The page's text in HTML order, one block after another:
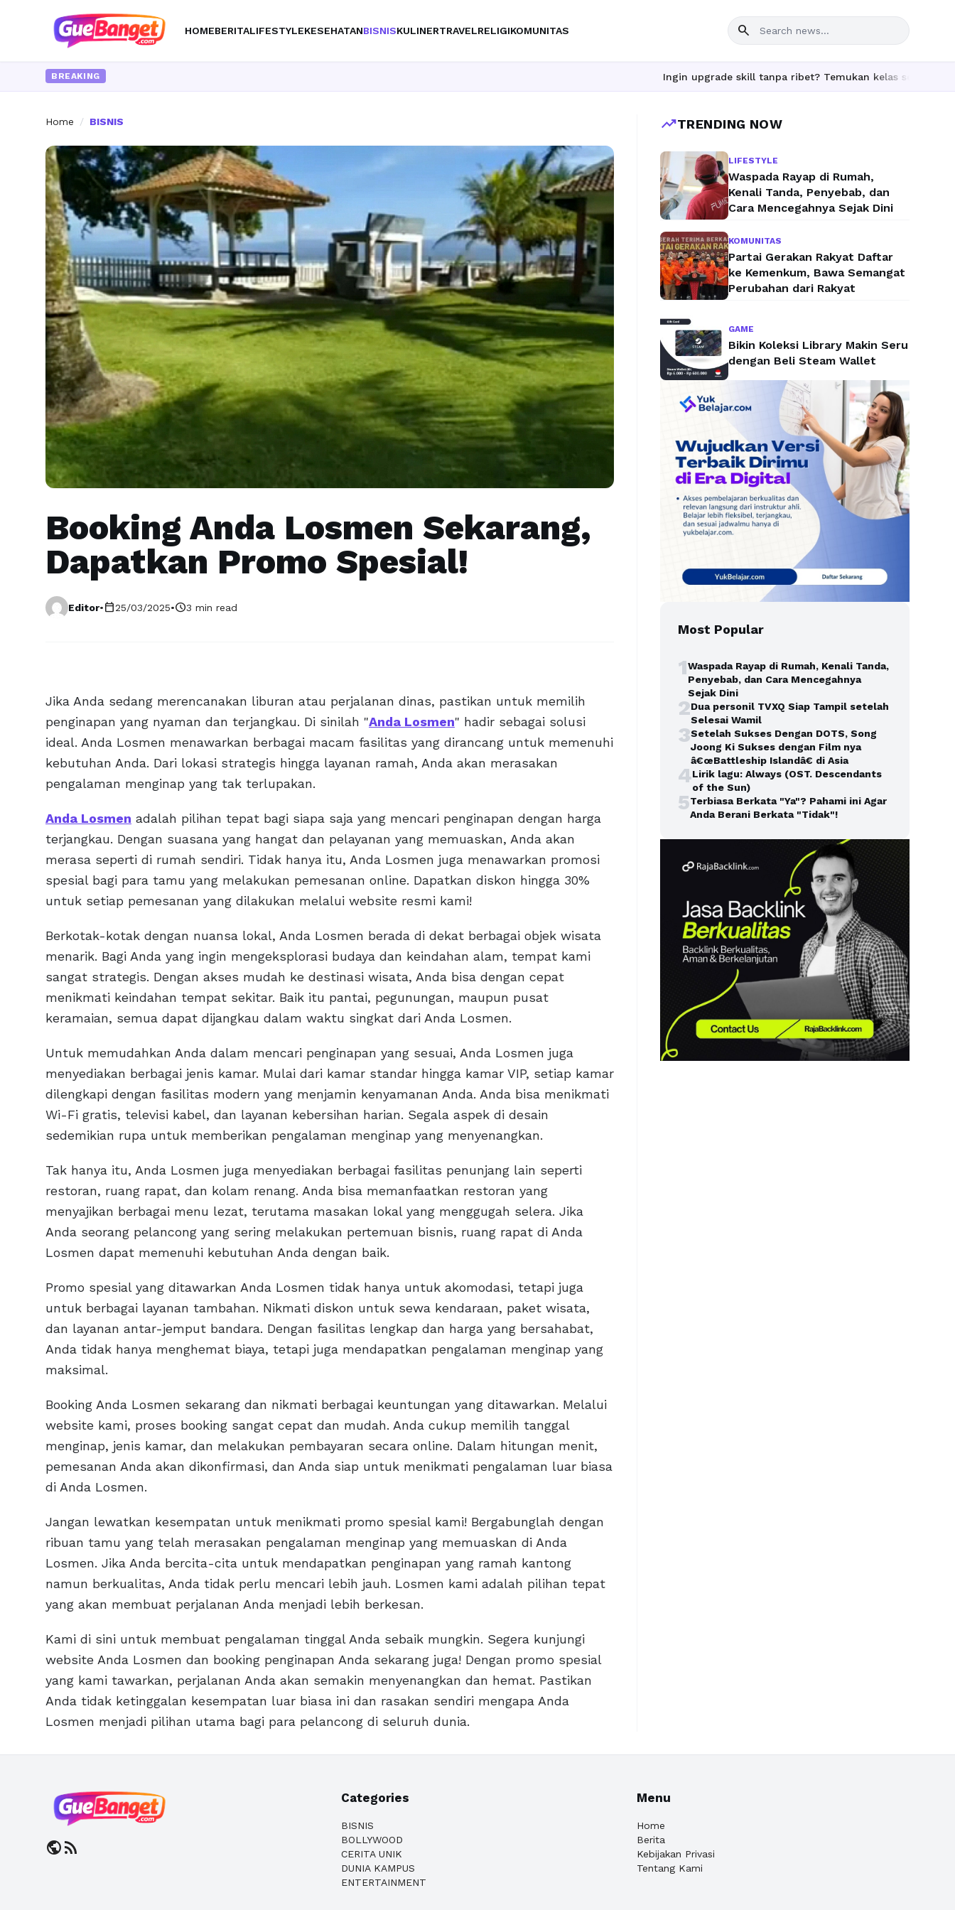
HOMEBERITALIFESTYLEKESEHATANBISNISKULINERTRAVELRELIGIKOMUNITAS search
BREAKING Ingin upgrade skill tanpa ribet? Temukan kelas seru dan materi
Home / BISNIS
Booking Anda Losmen Sekarang,
Dapatkan Promo Spesial!
Editor•calendar_today25/03/2025•schedule3 min read
Jika Anda sedang merencanakan liburan atau perjalanan dinas, pastikan untuk memilih
penginapan yang nyaman dan terjangkau. Di sinilah "Anda Losmen" hadir sebagai solusi
ideal. Anda Losmen menawarkan berbagai macam fasilitas yang dirancang untuk memenuhi
kebutuhan Anda. Dari lokasi strategis hingga layanan ramah, Anda akan merasakan
pengalaman menginap yang tak terlupakan.
Anda Losmen adalah pilihan tepat bagi siapa saja yang mencari penginapan dengan harga
terjangkau. Dengan suasana yang hangat dan pelayanan yang memuaskan, Anda akan
merasa seperti di rumah sendiri. Tidak hanya itu, Anda Losmen juga menawarkan promosi
spesial bagi para tamu yang melakukan pemesanan online. Dapatkan diskon hingga 30%
untuk setiap pemesanan yang dilakukan melalui website resmi kami!
Berkotak-kotak dengan nuansa lokal, Anda Losmen berada di dekat berbagai objek wisata
menarik. Bagi Anda yang ingin mengeksplorasi budaya dan keindahan alam, tempat kami
sangat strategis. Dengan akses mudah ke destinasi wisata, Anda bisa dengan cepat
menikmati keindahan tempat sekitar. Baik itu pantai, pegunungan, maupun pusat
keramaian, semua dapat dijangkau dalam waktu singkat dari Anda Losmen.
Untuk memudahkan Anda dalam mencari penginapan yang sesuai, Anda Losmen juga
menyediakan berbagai jenis kamar. Mulai dari kamar standar hingga kamar VIP, setiap kamar
dilengkapi dengan fasilitas modern yang menjamin kenyamanan Anda. Anda bisa menikmati
Wi-Fi gratis, televisi kabel, dan layanan kebersihan harian. Segala aspek di desain
sedemikian rupa untuk memberikan pengalaman menginap yang menyenangkan.
Tak hanya itu, Anda Losmen juga menyediakan berbagai fasilitas penunjang lain seperti
restoran, ruang rapat, dan kolam renang. Anda bisa memanfaatkan restoran yang
menyajikan berbagai menu lezat, terutama masakan lokal yang menggugah selera. Jika
Anda seorang pelancong yang sering melakukan pertemuan bisnis, ruang rapat di Anda
Losmen dapat memenuhi kebutuhan Anda dengan baik.
Promo spesial yang ditawarkan Anda Losmen tidak hanya untuk akomodasi, tetapi juga
untuk berbagai layanan tambahan. Nikmati diskon untuk sewa kendaraan, paket wisata,
dan layanan antar-jemput bandara. Dengan fasilitas lengkap dan harga yang bersahabat,
Anda tidak hanya menghemat biaya, tetapi juga mendapatkan pengalaman menginap yang
maksimal.
Booking Anda Losmen sekarang dan nikmati berbagai keuntungan yang ditawarkan. Melalui
website kami, proses booking sangat cepat dan mudah. Anda cukup memilih tanggal
menginap, jenis kamar, dan melakukan pembayaran secara online. Dalam hitungan menit,
pemesanan Anda akan dikonfirmasi, dan Anda siap untuk menikmati pengalaman luar biasa
di Anda Losmen.
Jangan lewatkan kesempatan untuk menikmati promo spesial kami! Bergabunglah dengan
ribuan tamu yang telah merasakan pengalaman menginap yang memuaskan di Anda
Losmen. Jika Anda bercita-cita untuk mendapatkan penginapan yang ramah kantong
namun berkualitas, Anda tidak perlu mencari lebih jauh. Losmen kami adalah pilihan tepat
yang akan membuat perjalanan Anda menjadi lebih berkesan.
Kami di sini untuk membuat pengalaman tinggal Anda sebaik mungkin. Segera kunjungi
website Anda Losmen dan booking penginapan Anda sekarang juga! Dengan promo spesial
yang kami tawarkan, perjalanan Anda akan semakin menyenangkan dan hemat. Pastikan
Anda tidak ketinggalan kesempatan luar biasa ini dan rasakan sendiri mengapa Anda
Losmen menjadi pilihan utama bagi para pelancong di seluruh dunia.
trending_upTRENDING NOW
LIFESTYLE
Waspada Rayap di Rumah,
Kenali Tanda, Penyebab, dan
Cara Mencegahnya Sejak Dini
KOMUNITAS
Partai Gerakan Rakyat Daftar
ke Kemenkum, Bawa Semangat
Perubahan dari Rakyat
GAME
Bikin Koleksi Library Makin Seru
dengan Beli Steam Wallet
Most Popular
1Waspada Rayap di Rumah, Kenali Tanda,
Penyebab, dan Cara Mencegahnya
Sejak Dini
2Dua personil TVXQ Siap Tampil setelah
Selesai Wamil
3Setelah Sukses Dengan DOTS, Song
Joong Ki Sukses dengan Film nya
â€œBattleship Islandâ€ di Asia
4Lirik lagu: Always (OST. Descendants
of the Sun)
5Terbiasa Berkata "Ya"? Pahami ini Agar
Anda Berani Berkata "Tidak"!
publicrss_feed
Categories
BISNIS
BOLLYWOOD
CERITA UNIK
DUNIA KAMPUS
ENTERTAINMENT
Menu
Home
Berita
Kebijakan Privasi
Tentang Kami